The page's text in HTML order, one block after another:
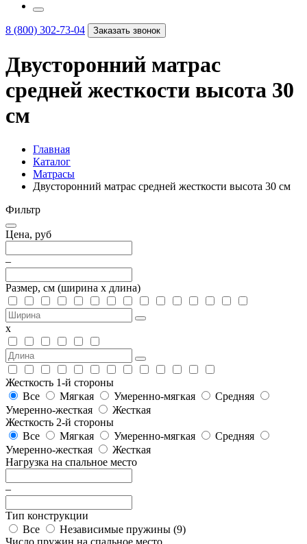
8 (800) 302-73-04 Заказать звонок
Двусторонний матрас
средней жесткости высота 30
см
Главная
Каталог
Матрасы
Двусторонний матрас средней жесткости высота 30 см
Фильтр
Цена, руб
–
Размер, см (ширина х длина)
х
Жесткость 1-й стороны
Все
Мягкая Умеренно-мягкая
Средняя
Умеренно-жесткая
Жесткая
Жесткость 2-й стороны
Все
Мягкая Умеренно-мягкая
Средняя
Умеренно-жесткая
Жесткая
Нагрузка на спальное место
–
Тип конструкции
Все
Независимые пружины (9)
Число пружин на спальное место